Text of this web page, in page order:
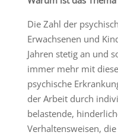
Die Zahl der
Erwachsenen und
Jahren stetig an und
immer mehr mit
psychische
der Arbeit durch
belastende,
Verhaltensweisen,